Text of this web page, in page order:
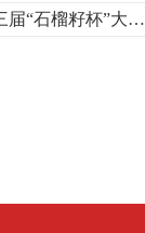
内蒙古民族大学第三届“石榴籽杯”大学生舞蹈大赛圆满落幕